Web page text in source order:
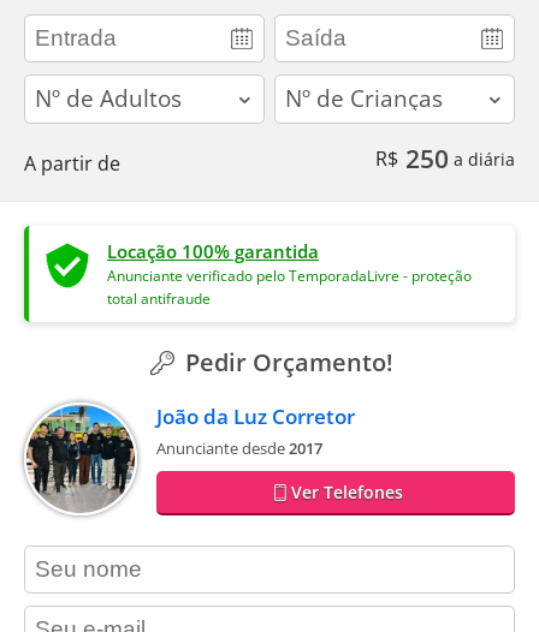
adults children
A partir de R$ 250 a diária
Locação 100% garantida
Anunciante verificado pelo TemporadaLivre - proteção
total antifraude
Pedir Orçamento!
João da Luz Corretor
Anunciante desde2017
Ver Telefones
contact_name
contact_email